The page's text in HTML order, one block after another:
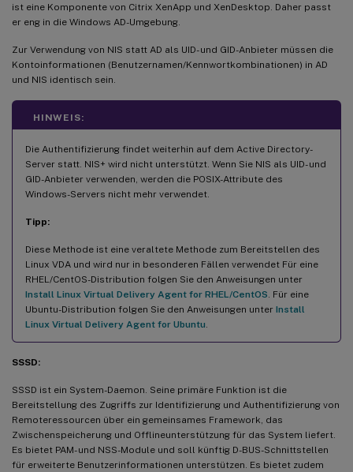
ist eine Komponente von Citrix XenApp und XenDesktop. Daher passt
er eng in die Windows AD-Umgebung.
Zur Verwendung von NIS statt AD als UID- und GID-Anbieter müssen die
Kontoinformationen (Benutzernamen/Kennwortkombinationen) in AD
und NIS identisch sein.
HINWEIS:
Die Authentifizierung findet weiterhin auf dem Active Directory-
Server statt. NIS+ wird nicht unterstützt. Wenn Sie NIS als UID- und
GID-Anbieter verwenden, werden die POSIX-Attribute des
Windows-Servers nicht mehr verwendet.
Tipp:
Diese Methode ist eine veraltete Methode zum Bereitstellen des
Linux VDA und wird nur in besonderen Fällen verwendet Für eine
RHEL/CentOS-Distribution folgen Sie den Anweisungen unter
Install Linux Virtual Delivery Agent for RHEL/CentOS . Für eine
Ubuntu-Distribution folgen Sie den Anweisungen unter Install
Linux Virtual Delivery Agent for Ubuntu
SSSD:
SSSD ist ein System-Daemon. Seine primäre Funktion ist die
Bereitstellung des Zugriffs zur Identifizierung und Authentifizierung von
Remoteressourcen über ein gemeinsames Framework, das
Zwischenspeicherung und Offlineunterstützung für das System liefert.
Es bietet PAM- und NSS-Module und soll künftig D-BUS-Schnittstellen
für erweiterte Benutzerinformationen unterstützen. Es bietet zudem